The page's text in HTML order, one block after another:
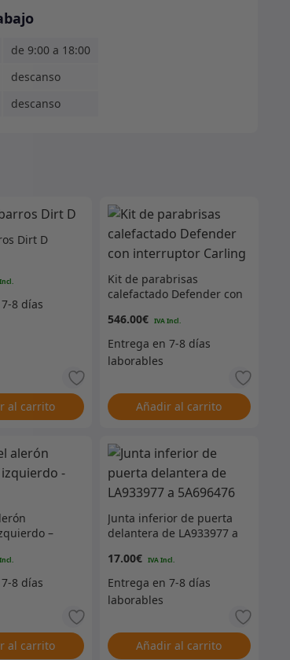
de 9:00 a 18:00
descanso
descanso
Dirt D
al carrito
Kit de parabrisas
calefactado Defender con
546.00€
Añadir al carrito
–
al carrito
Junta inferior de puerta
delantera de LA933977 a
17.00€
Añadir al carrito